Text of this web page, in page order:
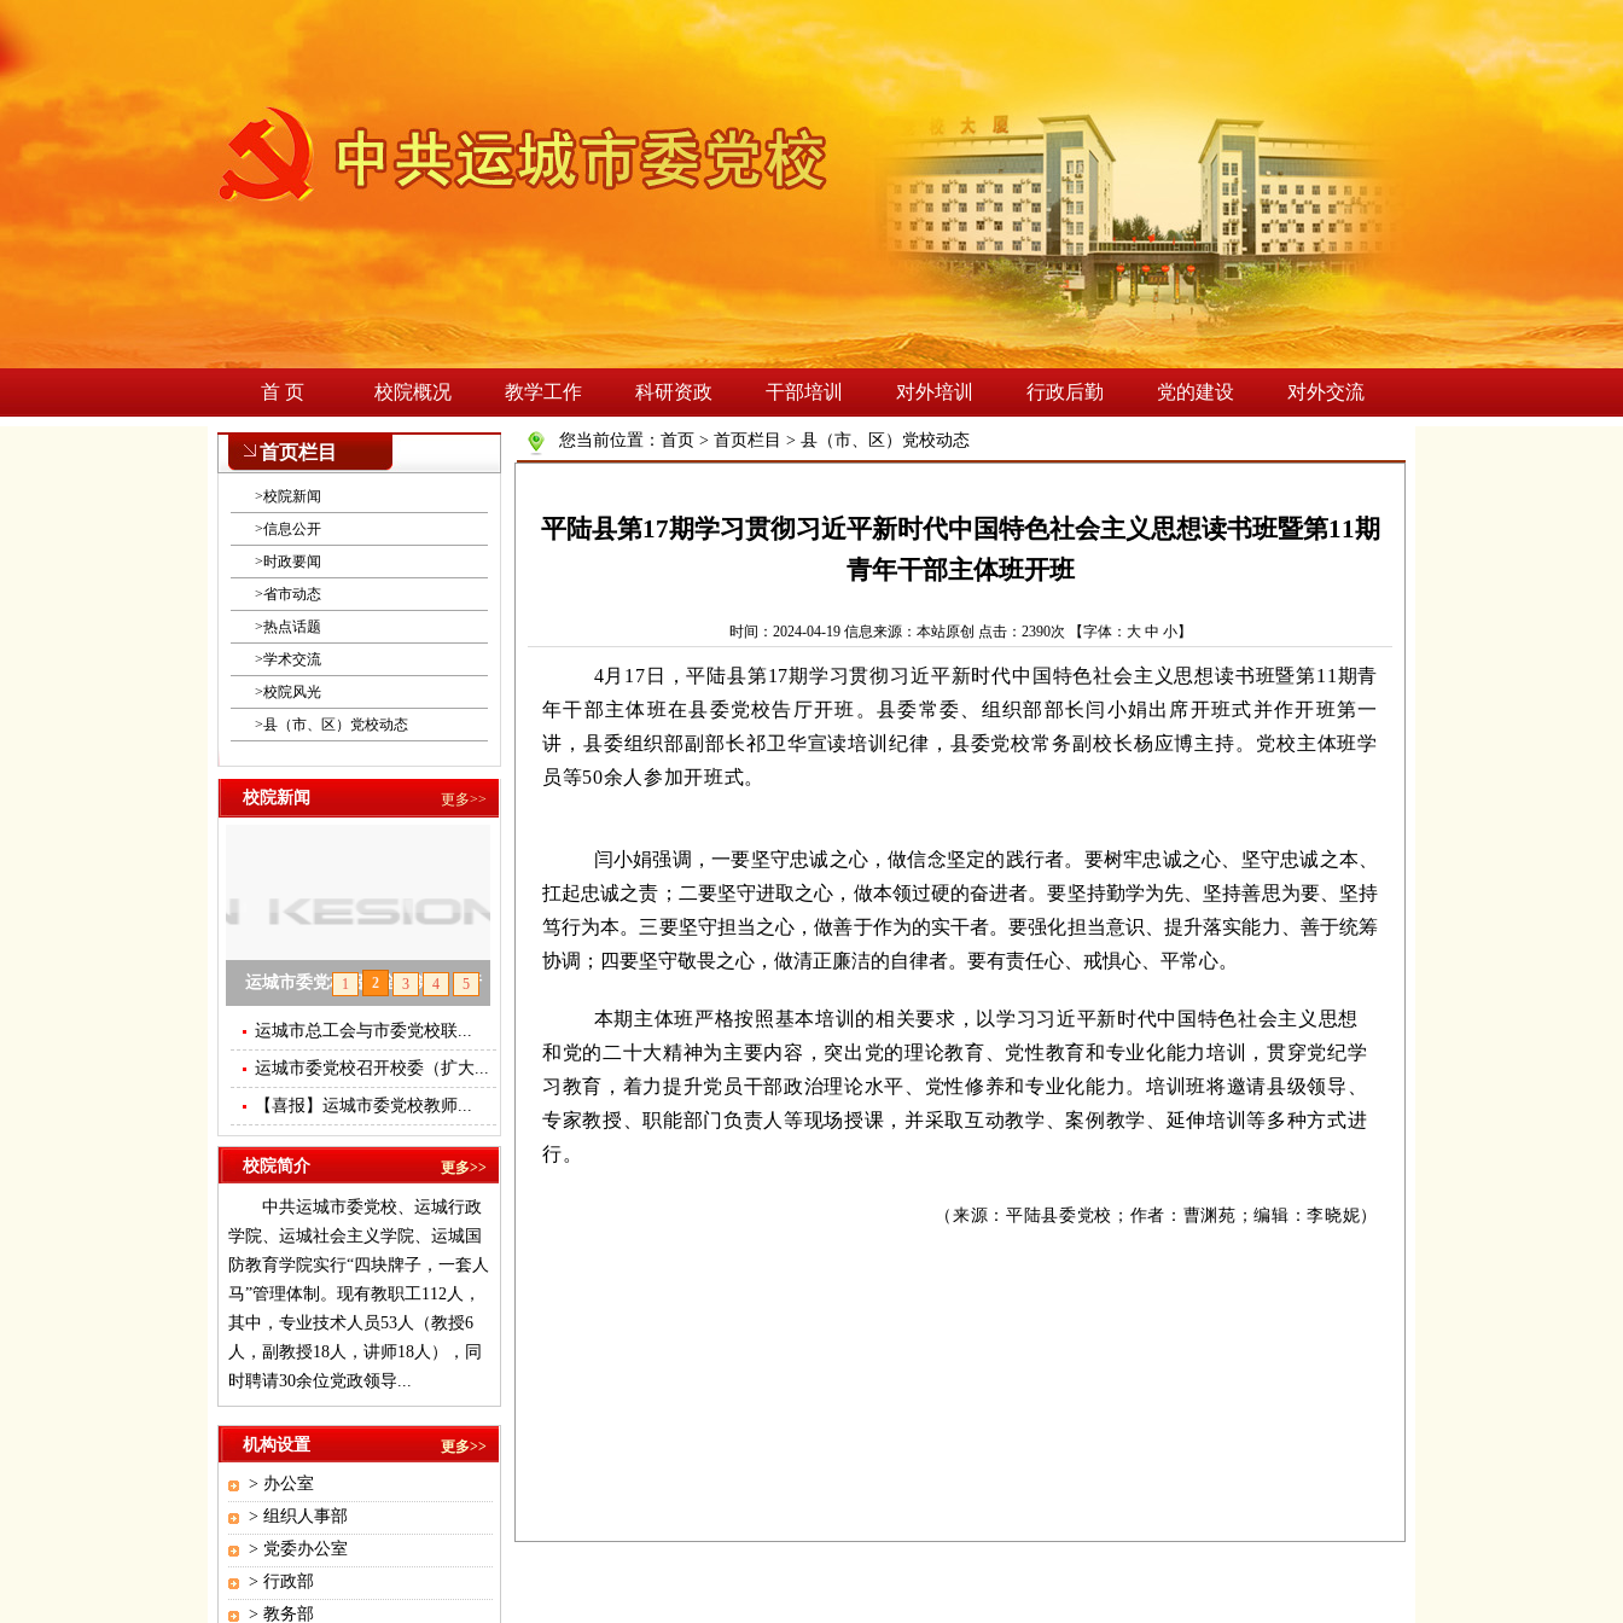
首 页 校院概况 教学工作 科研资政 干部培训 对外培训 行政后勤 党的建设 对外交流
您当前位置： 首页 > 首页栏目 > 县（市、区）党校动态
平陆县第17期学习贯彻习近平新时代中国特色社会主义思想读书班暨第11期
青年干部主体班开班
时间：2024-04-19 信息来源：本站原创 点击： 2390次 【字体： 大 中 小】
4月17日 ，平陆县第17期学习贯彻习近平新时代中国特色社会主义思想读书班暨第11期青
年干部主体班在县委党校告厅开班。县委常委、组织部部长闫小娟出席开班式并作开班第一
讲 ， 县委组织部副部长祁卫华宣读培训纪律，县委党校常务副校长杨应博主持。党校主体班学
员等50余人参加开班式。
闫小娟强调，一要坚守忠诚之心，做信念坚定的践行者。要树牢忠诚之心、坚守忠诚之本、
扛起忠诚之责；二要坚守进取之心，做本领过硬的奋进者。要坚持勤学为先、坚持善思为要、坚持
笃行为本。三要坚守担当之心，做善于作为的实干者。要强化担当意识、提升落实能力、善于统筹
协调；四要坚守敬畏之心，做清正廉洁的自律者。要有责任心、戒惧心、平常心。
本期主体班严格按照基本培训的相关要求，以学习习近平新时代中国特色社会主义思想
和党的二十大精神为主要内容，突出党的理论教育、党性教育和专业化能力培训，贯穿党纪学
习教育，着力提升党员干部政治理论水平、党性修养和专业化能力。培训班将邀请县级领导、
专家教授、职能部门负责人等现场授课，并采取互动教学、案例教学、延伸培训等多种方式进
行。
（来源：平陆县委党校；作者：曹渊苑；编辑：李晓妮）
首页栏目
>校院新闻
>信息公开
>时政要闻
>省市动态
>热点话题
>学术交流
>校院风光
>县（市、区）党校动态
校院新闻 更多>>
运城市委党校召开全市党校（行
政学院）常务副校（院）长会议
null
1 2 3 4 5
运城市总工会与市委党校联...
运城市委党校召开校委（扩大...
【喜报】运城市委党校教师...
校院简介 更多>>
中共运城市委党校、运城行政
学院、运城社会主义学院、运城国
防教育学院实行“四块牌子，一套人
马”管理体制。现有教职工112人，
其中，专业技术人员53人（教授6
人，副教授18人，讲师18人），同
时聘请30余位党政领导...
机构设置 更多>>
> 办公室
> 组织人事部
> 党委办公室
> 行政部
> 教务部